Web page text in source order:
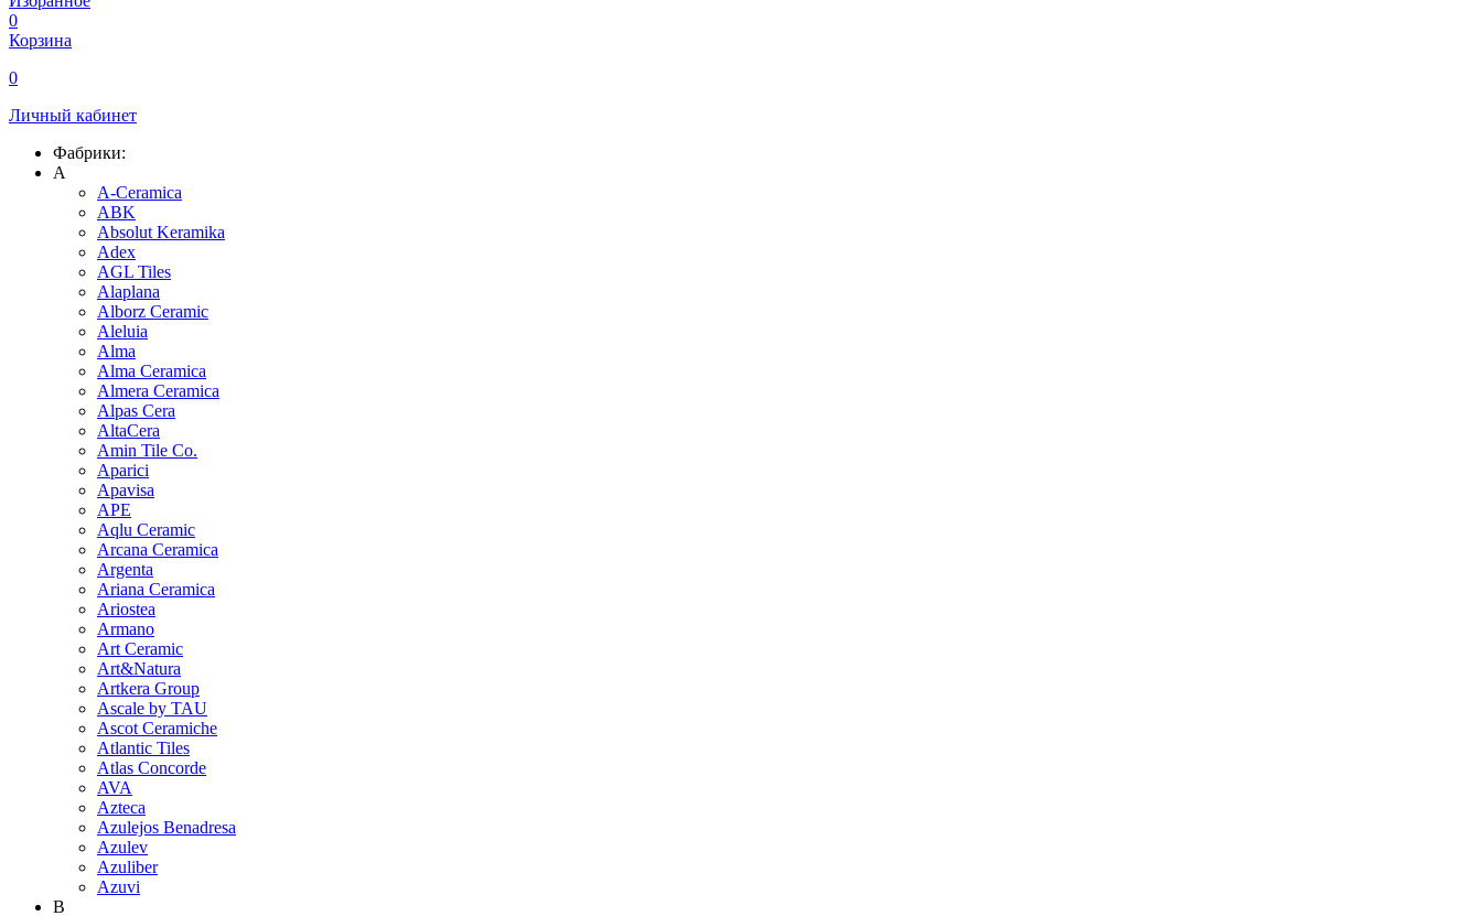
0
Корзина
0
Личный кабинет
Фабрики:
A
A-Ceramica
ABK
Absolut Keramika
Adex
AGL Tiles
Alaplana
Alborz Ceramic
Aleluia
Alma
Alma Ceramica
Almera Ceramica
Alpas Cera
AltaCera
Amin Tile Co.
Aparici
Apavisa
APE
Aqlu Ceramic
Arcana Ceramica
Argenta
Ariana Ceramica
Ariostea
Armano
Art Ceramic
Art&Natura
Artkera Group
Ascale by TAU
Ascot Ceramiche
Atlantic Tiles
Atlas Concorde
AVA
Azteca
Azulejos Benadresa
Azulev
Azuliber
Azuvi
B